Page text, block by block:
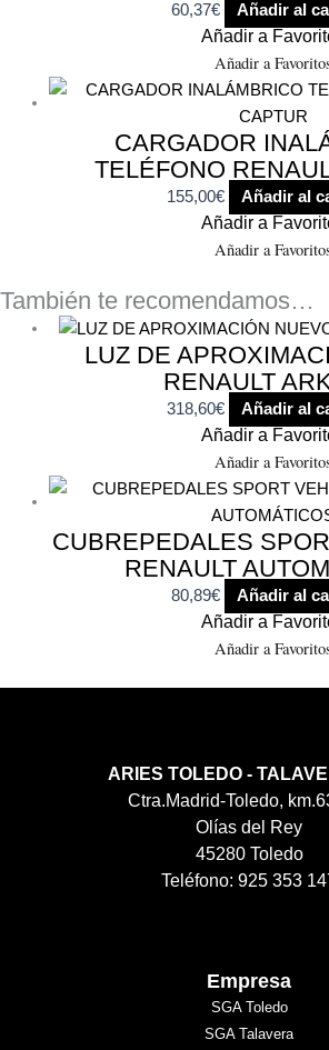
60,37€ Añadir al
Añadir a
Añadir a
CARGADOR
TELÉFONO
155,00€ Añadir al
Añadir a
Añadir a
También te recomendamos…
LUZ DE
RENAULT
318,60€ Añadir al
Añadir a
Añadir a
CUBREPEDALES
RENAULT
80,89€ Añadir al
Añadir a
Añadir a
ARIES TOLEDO -
Ctra.Madrid-Toledo,
Olías del Rey
45280 Toledo
Teléfono: 925 353
Empresa
SGA Toledo
SGA Talavera